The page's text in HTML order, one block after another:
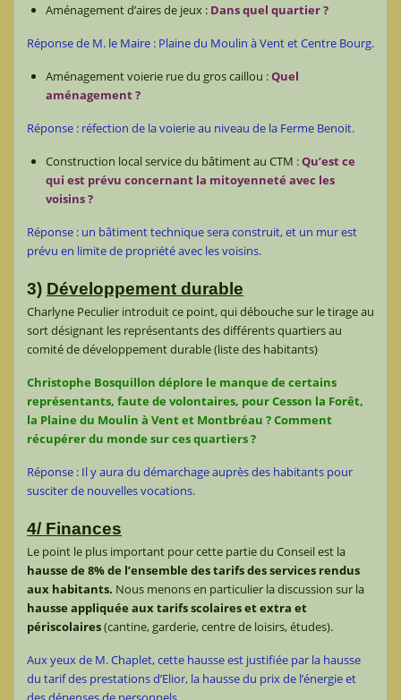
Aménagement d’aires de jeux : Dans quel quartier ?
Réponse de M. le Maire : Plaine du Moulin à Vent et Centre Bourg.
Aménagement voierie rue du gros caillou :Quel
aménagement ?
Réponse : réfection de la voierie au niveau de la Ferme Benoit.
Construction local service du bâtiment au CTM :Qu’est ce
qui est prévu concernant la mitoyenneté avec les
voisins ?
Réponse : un bâtiment technique sera construit, et un mur est
prévu en limite de propriété avec les voisins.
3) Développement durable
Charlyne Peculier introduit ce point, qui débouche sur le tirage au
sort désignant les représentants des différents quartiers au
comité de développement durable (liste des habitants)
Christophe Bosquillon déplore le manque de certains
représentants, faute de volontaires, pour Cesson la Forêt,
la Plaine du Moulin à Vent et Montbréau ? Comment
récupérer du monde sur ces quartiers ?
Réponse : Il y aura du démarchage auprès des habitants pour
susciter de nouvelles vocations.
4/ Finances
Le point le plus important pour cette partie du Conseil est la
hausse de 8% de l’ensemble des tarifs des services rendus
aux habitants. Nous menons en particulier la discussion sur la
hausse appliquée aux tarifs scolaires et extra et
périscolaires(cantine, garderie, centre de loisirs, études).
Aux yeux de M. Chaplet, cette hausse est justifiée par la hausse
du tarif des prestations d’Elior, la hausse du prix de l’énergie et